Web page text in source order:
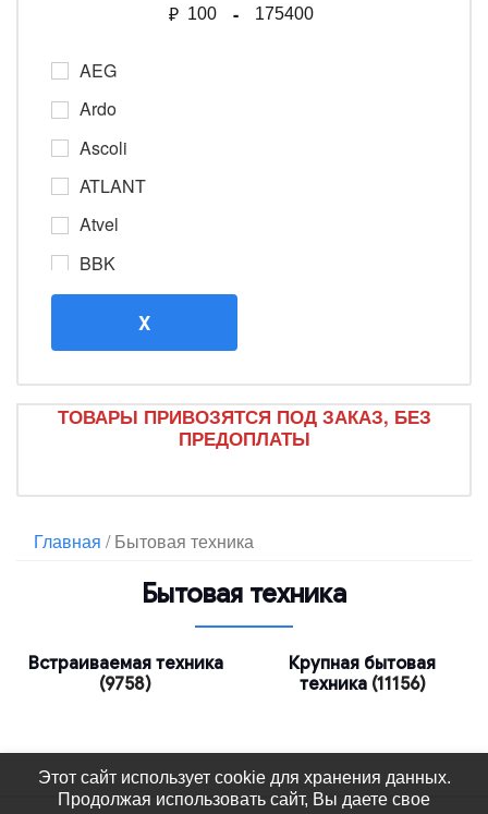
₽ Мин. цена
-
Макс. цена
AEG
Ardo
Ascoli
ATLANT
Atvel
BBK
Beko
BERTAZZONI
Biryusa
Bosch
Bosfor
Cata
Cezaris
Daewoo
X
ТОВАРЫ ПРИВОЗЯТСЯ ПОД ЗАКАЗ, БЕЗ
ПРЕДОПЛАТЫ
Главная / Бытовая техника
Бытовая техника
Встраиваемая техника
(9758)
Крупная бытовая
техника (11156)
Этот сайт использует cookie для хранения данных.
Продолжая использовать сайт, Вы даете свое